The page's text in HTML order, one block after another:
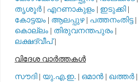
തൃശൂര്‍| എറണാകുളം | ഇടുക്കി|
കോട്ടയം | ആലപ്പുഴ| പത്തനംതിട്ട|
കൊല്ലം | തിരുവനന്തപുരം |
ലക്ഷദ്വീപ്|
വിദേശ വാര്‍ത്തകള്‍
സൗദി| യു.എ.ഇ. | ഒമാന്‍ | ഖത്തര്‍|